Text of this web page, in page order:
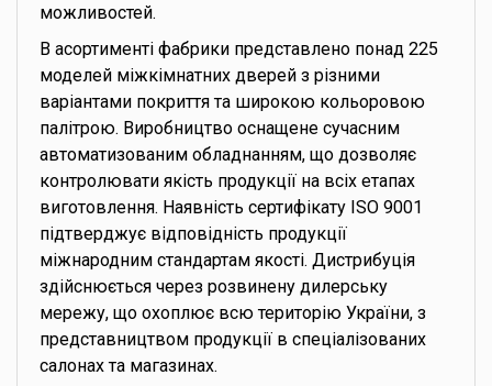
можливостей.
В асортименті фабрики представлено понад 225
моделей міжкімнатних дверей з різними
варіантами покриття та широкою кольоровою
палітрою. Виробництво оснащене сучасним
автоматизованим обладнанням, що дозволяє
контролювати якість продукції на всіх етапах
виготовлення. Наявність сертифікату ISO 9001
підтверджує відповідність продукції
міжнародним стандартам якості. Дистрибуція
здійснюється через розвинену дилерську
мережу, що охоплює всю територію України, з
представництвом продукції в спеціалізованих
салонах та магазинах.